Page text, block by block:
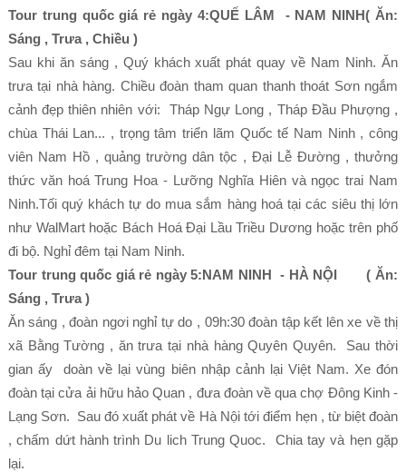
Tour trung quốc giá rẻ ngày 4:QUẾ LÂM - NAM NINH( Ăn:
Sáng , Trưa , Chiều )
Sau khi ăn sáng , Quý khách xuất phát quay về Nam Ninh. Ăn
trưa tại nhà hàng. Chiều đoàn tham quan thanh thoát Sơn ngắm
cảnh đẹp thiên nhiên với: Tháp Ngự Long , Tháp Ðầu Phượng ,
chùa Thái Lan... , trọng tâm triển lãm Quốc tế Nam Ninh , công
viên Nam Hồ , quảng trường dân tộc , Đại Lễ Đường , thưởng
thức văn hoá Trung Hoa - Lưỡng Nghĩa Hiên và ngọc trai Nam
Ninh.Tối quý khách tự do mua sắm hàng hoá tại các siêu thị lớn
như WalMart hoặc Bách Hoá Đại Lầu Triều Dương hoặc trên phố
đi bộ. Nghỉ đêm tại Nam Ninh.
Tour trung quốc giá rẻ ngày 5:NAM NINH - HÀ NỘI ( Ăn:
Sáng , Trưa )
Ăn sáng , đoàn ngơi nghỉ tự do , 09h:30 đoàn tập kết lên xe về thị
xã Bằng Tường , ăn trưa tại nhà hàng Quyên Quyên. Sau thời
gian ấy doàn về lại vùng biên nhập cảnh lại Việt Nam. Xe đón
đoàn tại cửa ải hữu hảo Quan , đưa đoàn về qua chợ Đông Kinh -
Lạng Sơn. Sau đó xuất phát về Hà Nội tới điểm hẹn , từ biệt đoàn
, chấm dứt hành trình Du lich Trung Quoc. Chia tay và hẹn gặp
lại.